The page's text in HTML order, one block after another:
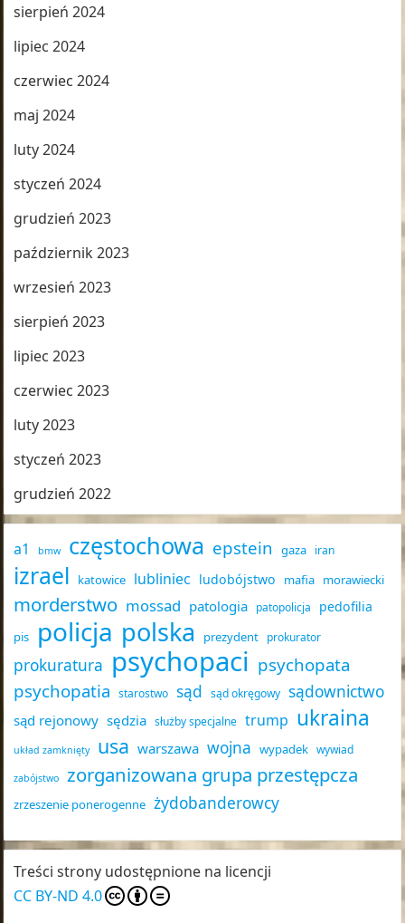
sierpień 2024
lipiec 2024
czerwiec 2024
maj 2024
luty 2024
styczeń 2024
grudzień 2023
październik 2023
wrzesień 2023
sierpień 2023
lipiec 2023
czerwiec 2023
luty 2023
styczeń 2023
grudzień 2022
a1 bmw częstochowa epstein gaza iran
izrael katowice lubliniec ludobójstwo mafia morawiecki
morderstwo mossad patologia patopolicja pedofilia
pis policja polska prezydent prokurator
prokuratura psychopaci psychopata
psychopatia
starostwo sąd sąd okręgowy sądownictwo
sąd rejonowy sędzia służby specjalne trump ukraina
układ zamknięty usa warszawa wojna wypadek wywiad
zabójstwo zorganizowana grupa przestępcza
zrzeszenie ponerogenne żydobanderowcy
Treści strony udostępnione na licencji
CC BY-ND 4.0